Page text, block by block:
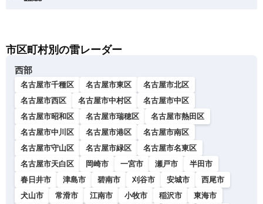
市区町村別の雷レーダー
西部
名古屋市千種区 名古屋市東区
名古屋市北区
名古屋市西区
名古屋市中村区
名古屋市中区
名古屋市昭和区
名古屋市瑞穂区
名古屋市熱田区
名古屋市中川区
名古屋市港区
名古屋市南区
名古屋市守山区
名古屋市緑区
名古屋市名東区
名古屋市天白区
岡崎市 一宮市 瀬戸市
半田市
春日井市
津島市 碧南市 刈谷市 安城市
西尾市
犬山市
常滑市 江南市 小牧市 稲沢市
東海市